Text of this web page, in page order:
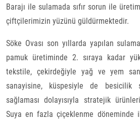
Barajı ile sulamada sıfır sorun ile
çiftçilerimizin yüzünü güldürmektedir.
Söke Ovası son yıllarda yapılan
pamuk üretiminde 2. sıraya kadar
tekstile, çekirdeğiyle yağ ve yem
sanayisine, küspesiyle de besicilik
sağlaması dolayısıyla stratejik
Suya en fazla çiçeklenme döneminde